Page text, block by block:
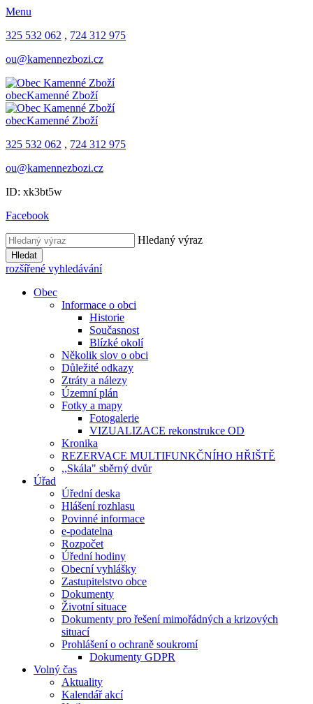
Menu
325 532 062 , 724 312 975
ou@kamennezbozi.cz
obecKamenné Zboží
obecKamenné Zboží
325 532 062 , 724 312 975
ou@kamennezbozi.cz
ID: xk3bt5w
Facebook
Hledaný výraz
Hledat
rozšířené vyhledávání
Obec
Informace o obci
Historie
Současnost
Blízké okolí
Několik slov o obci
Důležité odkazy
Ztráty a nálezy
Územní plán
Fotky a mapy
Fotogalerie
VIZUALIZACE rekonstrukce OD
Kronika
REZERVACE MULTIFUNKČNÍHO HŘIŠTĚ
,,Skála" sběrný dvůr
Úřad
Úřední deska
Hlášení rozhlasu
Povinné informace
e-podatelna
Rozpočet
Úřední hodiny
Obecní vyhlášky
Zastupitelstvo obce
Dokumenty
Životní situace
Dokumenty pro řešení mimořádných a krizových
situací
Prohlášení o ochraně soukromí
Dokumenty GDPR
Volný čas
Aktuality
Kalendář akcí